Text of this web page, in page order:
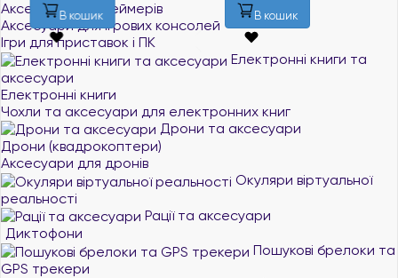
Аксесуари для геймерів
Аксесуари для ігрових консолей
Ігри для приставок і ПК
Електронні книги та
аксесуари
Електронні книги
Чохли та аксесуари для електронних книг
Дрони та аксесуари
Дрони (квадрокоптери)
Аксесуари для дронів
Окуляри віртуальної
реальності
Рації та аксесуари
Диктофони
Пошукові брелоки та
GPS трекери
В кошик В кошик